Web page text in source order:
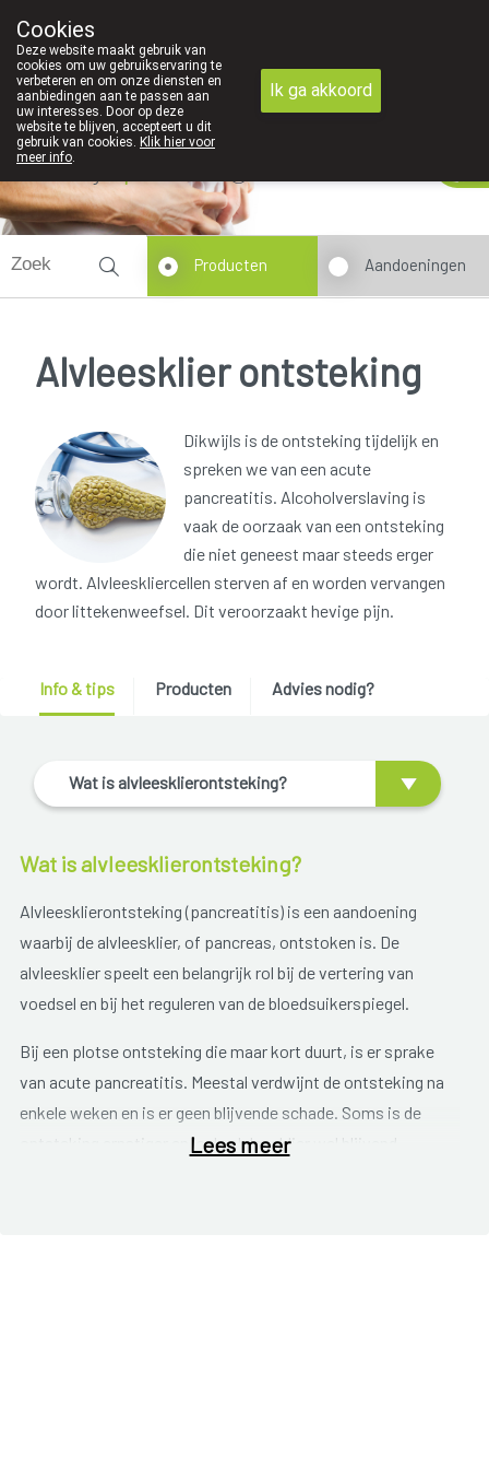
03/312 12 20
Producten Aandoeningen
Alvleesklier ontsteking
Dikwijls is de ontsteking tijdelijk en
spreken we van een acute
pancreatitis. Alcoholverslaving is
vaak de oorzaak van een ontsteking
die niet geneest maar steeds erger
wordt. Alvleeskliercellen sterven af en worden vervangen
door littekenweefsel. Dit veroorzaakt hevige pijn.
Info & tips Producten Advies nodig?
Wat is alvleesklierontsteking?
Wat is alvleesklierontsteking?
Alvleesklierontsteking (pancreatitis) is een aandoening
waarbij de alvleesklier, of pancreas, ontstoken is. De
alvleesklier speelt een belangrijk rol bij de vertering van
voedsel en bij het reguleren van de bloedsuikerspiegel.
Bij een plotse ontsteking die maar kort duurt, is er sprake
van acute pancreatitis. Meestal verdwijnt de ontsteking na
enkele weken en is er geen blijvende schade. Soms is de
ontsteking ernstiger en is de alvleesklier wel blijvend
Lees meer
Cookies
Deze website maakt gebruik van
cookies om uw gebruikservaring te
verbeteren en om onze diensten en
aanbiedingen aan te passen aan
uw interesses. Door op deze
website te blijven, accepteert u dit
gebruik van cookies. Klik hier voor
meer info.
Ik ga akkoord